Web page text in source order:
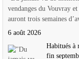
vendanges du Vouvray
auront trois semaines
6 août 2026
Habitués à
fin